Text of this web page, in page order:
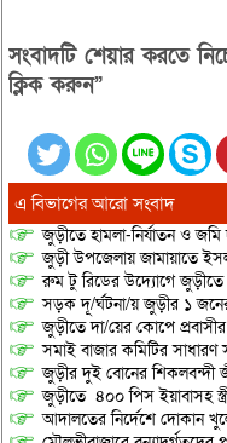
কিন্তু কাজের কাজ কিছুই হচ্ছে
ভুতুড়ে বিলের প্রতিকার চাইতে
সংবাদটি শেয়ার করতে
ক্লিক করুন”
এ বিভাগের আরো সংবাদ
জুড়ীতে হামলা-নির্যাতন ও
জুড়ী উপজেলায় জামায়াতে
রুম টু রিডের উদ্যোগে জুড়ীতে
সড়ক দূ/র্ঘটনা/য় জুড়ীর ১
জুড়ীতে দা/য়ের কোপে প্রবাসীর
সমাই বাজার কমিটির
জুড়ীর দুই বোনের শিকলবন্দী
জুড়ীতে ৪০০ পিস ইয়াবাসহ
আদালতের নির্দেশে দোকান